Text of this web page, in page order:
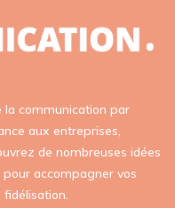
la communication par
aux entreprises,
de nombreuses idées
accompagner vos